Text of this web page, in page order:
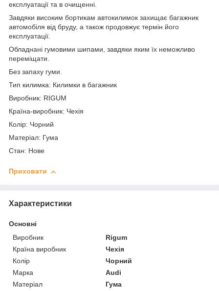
експлуатації та в очищенні.
Завдяки високим бортикам автокилимок захищає багажник
автомобіля від бруду, а також продовжує термін його
експлуатації.
Обладнані гумовими шипами, завдяки яким їх неможливо
переміщати.
Без запаху гуми.
Тип килимка: Килимки в багажник
Виробник: RIGUM
Країна-виробник: Чехія
Колір: Чорний
Матеріал: Гума
Стан: Нове
Приховати
Характеристики
Основні
Виробник
Rigum
Країна виробник
Чехія
Колір
Чорний
Марка
Audi
Матеріал
Гума